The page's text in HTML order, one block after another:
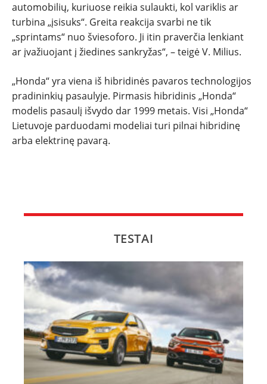
automobilių, kuriuose reikia sulaukti, kol variklis ar
turbina „įsisuks“. Greita reakcija svarbi ne tik
„sprintams“ nuo šviesoforo. Ji itin praverčia lenkiant
ar įvažiuojant į žiedines sankryžas“, – teigė V. Milius.
„Honda“ yra viena iš hibridinės pavaros technologijos
pradininkių pasaulyje. Pirmasis hibridinis „Honda“
modelis pasaulį išvydo dar 1999 metais. Visi „Honda“
Lietuvoje parduodami modeliai turi pilnai hibridinę
arba elektrinę pavarą.
TESTAI